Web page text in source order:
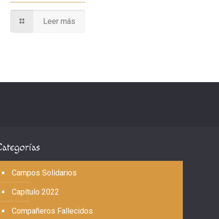
Leer más
Campos Solidarios
Capítulo 2022
Compañeros Fallecidos